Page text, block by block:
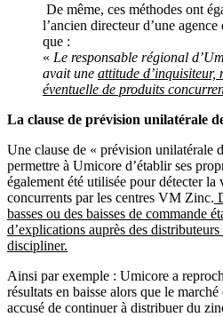
De même, ces méthodes ont
l’ancien directeur d’une
que :
« Le responsable régional
avait une attitude d’inquisiteur,
éventuelle de produits
La clause de prévision unilatérale
Une clause de « prévision unilatérale
permettre à Umicore d’établir ses
également été utilisée pour détecter
concurrents par les centres VM Zinc.
basses ou des baisses de commande
d’explications auprès des
discipliner.
Ainsi par exemple : Umicore a
résultats en baisse alors que le marché
accusé de continuer à distribuer du